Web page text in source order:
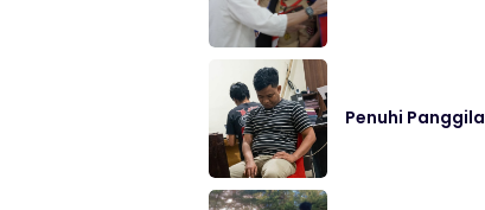
Penuhi